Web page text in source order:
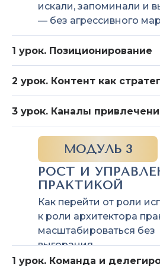
искали, запоминали и
— без агрессивного
1 урок. Позиционирование
2 урок. Контент как
3 урок. Каналы
РОСТ И
ПРАКТИКОЙ
МОДУЛЬ 3
Как перейти от роли
к роли архитектора
масштабироваться без
выгорания.
1 урок. Команда и